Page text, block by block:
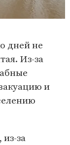
дней не
Из-за
и
за